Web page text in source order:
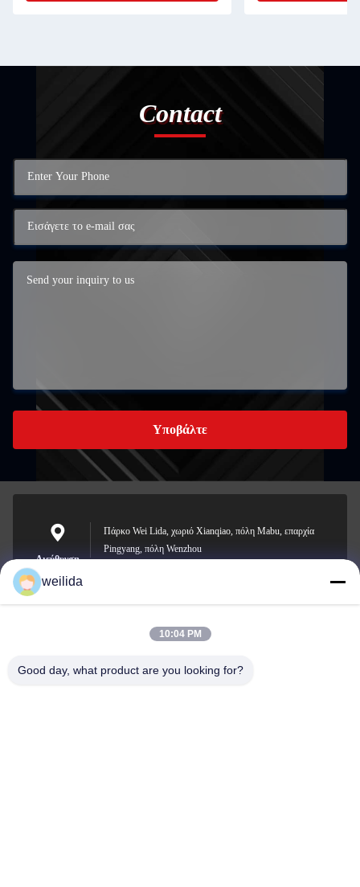
Contact
Υποβάλτε
Διεύθυνση
Πάρκο Wei Lida, χωριό Xianqiao, πόλη Mabu, επαρχία
Pingyang, πόλη Wenzhou
E-mail
1013008132@qq.com
weilida
10:04 PM
Good day, what product are you looking for?